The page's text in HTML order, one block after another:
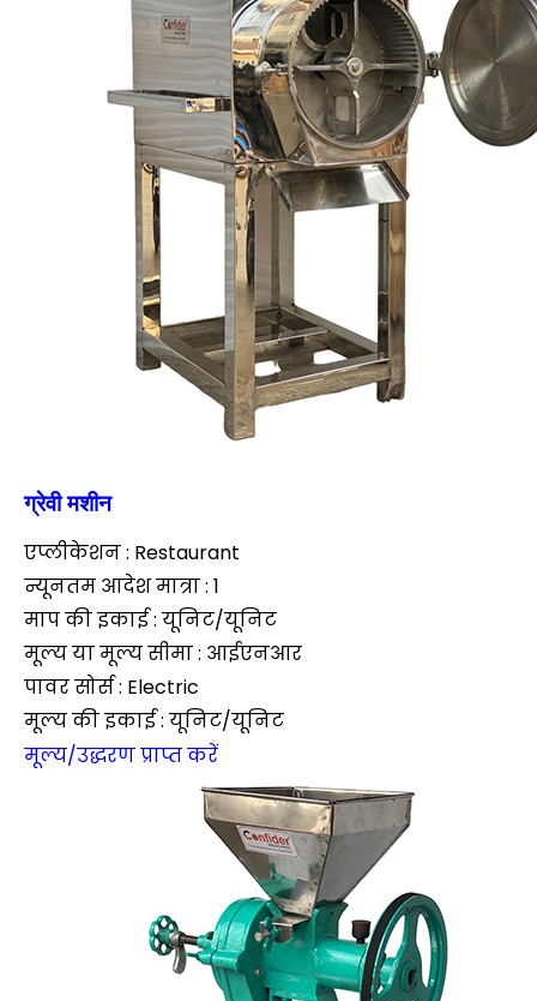
ग्रेवी मशीन
एप्लीकेशन : Restaurant
न्यूनतम आदेश मात्रा : 1
माप की इकाई : यूनिट/यूनिट
मूल्य या मूल्य सीमा : आईएनआर
पावर सोर्स : Electric
मूल्य की इकाई : यूनिट/यूनिट
मूल्य/उद्धरण प्राप्त करें